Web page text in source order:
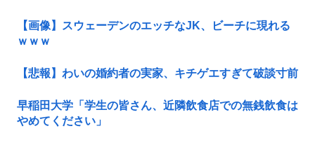
【画像】スウェーデンのエッチなJK、ビーチに現れる
ｗｗｗ
【悲報】わいの婚約者の実家、キチゲエすぎて破談寸前
早稲田大学「学生の皆さん、近隣飲食店での無銭飲食は
やめてください」